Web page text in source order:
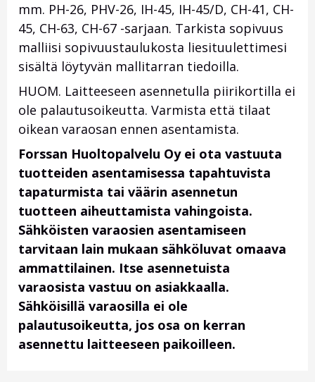
mm. PH-26, PHV-26, IH-45, IH-45/D, CH-41, CH-
45, CH-63, CH-67 -sarjaan. Tarkista sopivuus
malliisi sopivuustaulukosta liesituulettimesi
sisältä löytyvän mallitarran tiedoilla.
HUOM. Laitteeseen asennetulla piirikortilla ei
ole palautusoikeutta. Varmista että tilaat
oikean varaosan ennen asentamista.
Forssan Huoltopalvelu Oy ei ota vastuuta
tuotteiden asentamisessa tapahtuvista
tapaturmista tai väärin asennetun
tuotteen aiheuttamista vahingoista.
Sähköisten varaosien asentamiseen
tarvitaan lain mukaan sähköluvat omaava
ammattilainen. Itse asennetuista
varaosista vastuu on asiakkaalla.
Sähköisillä varaosilla ei ole
palautusoikeutta, jos osa on kerran
asennettu laitteeseen paikoilleen.